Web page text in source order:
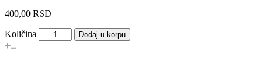
400,00 RSD
Količina
MINI
ELASTIČNA
Dodaj u korpu